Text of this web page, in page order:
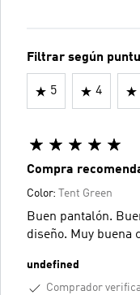
Filtrar según
5 4
Compra
Color: Tent Green
Buen pantalón.
diseño. Muy buena
undefined
Comprador